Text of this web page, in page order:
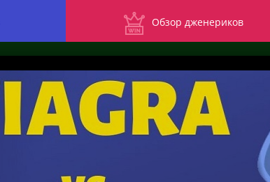
Обзор дженериков